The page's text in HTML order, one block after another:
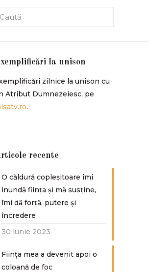
la unison
zilnice la unison cu
Atribut Dumnezeiesc, pe
.
recente
O căldură copleșitoare îmi
inundă ființa și mă susține,
îmi dă forță, putere și
încredere
30 iunie 2023
Ființa mea a devenit apoi o
coloană de foc